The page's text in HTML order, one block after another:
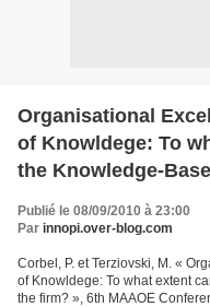
Organisational
of Knowldege: To
the Knowledge-
Publié le 08/09/2010 à 23:00
Par innopi.over-blog.com
Corbel, P. et Terziovski, M. «
of Knowldege: To what extent
the firm? », 6th MAAOE